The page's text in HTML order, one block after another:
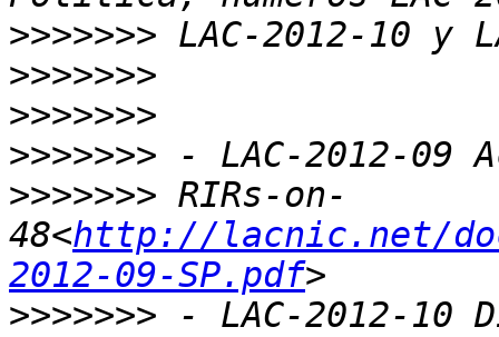
>>>>>>>
>>>>>>>
>>>>>>>
>>>>>>>
>>>>>>> RIRs-on-
48<http://lacnic.net/
2012-09-SP.pdf
>>>>>>> - LAC-2012-10